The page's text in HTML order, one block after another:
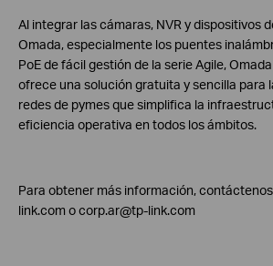
Al integrar las cámaras, NVR y dispositivos
Omada, especialmente los puentes
PoE de fácil gestión de la serie Agile,
ofrece una solución gratuita y sencilla para
redes de pymes que simplifica la
eficiencia operativa en todos los ámbitos.
Para obtener más información,
link.com o corp.ar@tp-link.com